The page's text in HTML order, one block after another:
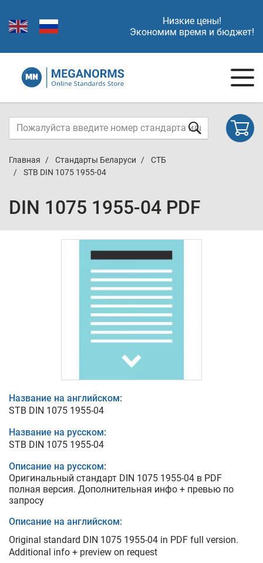
Низкие цены!
Экономим время и бюджет!
Главная Стандарты Беларуси
СТБ
STB DIN 1075 1955-04
DIN 1075 1955-04 PDF
Название на английском:
STB DIN 1075 1955-04
Название на русском:
STB DIN 1075 1955-04
Описание на русском:
Оригинальный стандарт DIN 1075 1955-04 в PDF
полная версия. Дополнительная инфо + превью по
запросу
Описание на английском:
Original standard DIN 1075 1955-04 in PDF full version.
Additional info + preview on request